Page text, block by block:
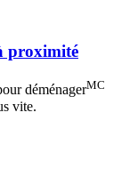
proximité
déménagerMC
vite.